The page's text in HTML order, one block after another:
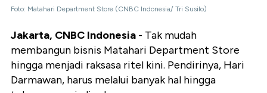
Foto: Matahari Department Store (CNBC Indonesia/ Tri Susilo)
Jakarta, CNBC Indonesia - Tak mudah
membangun bisnis Matahari Department Store
hingga menjadi raksasa ritel kini. Pendirinya, Hari
Darmawan, harus melalui banyak hal hingga